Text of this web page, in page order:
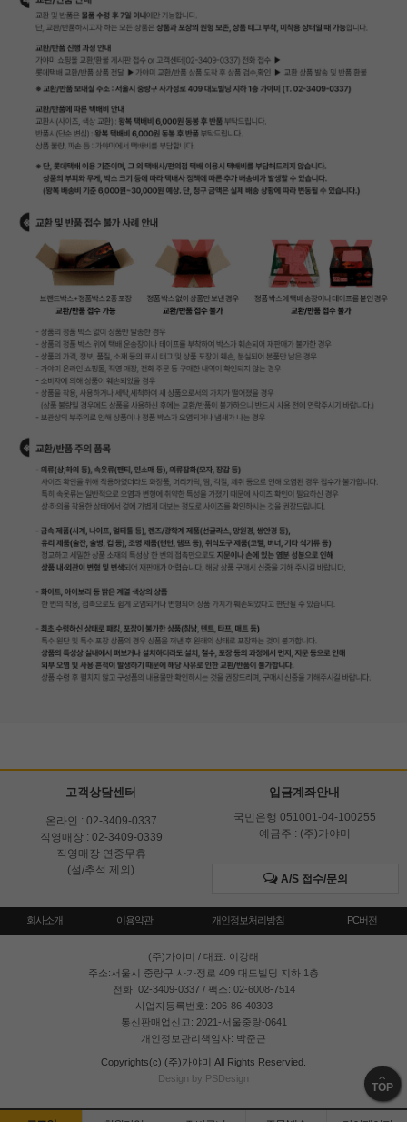
고객상담센터
온라인 : 02-3409-0337
직영매장 : 02-3409-0339
직영매장 연중무휴
(설/추석 제외)
입금계좌안내
국민은행 051001-04-100255
예금주 : (주)가야미
A/S 접수/문의
회사소개 이용약관 개인정보처리방침 PC버전
(주)가야미
/ 대표: 이강래
주소:서울시 중랑구 사가정로 409 대도빌딩 지하 1층
전화: 02-3409-0337 / 팩스: 02-6008-7514
사업자등록번호: 206-86-40303
통신판매업신고: 2021-서울중랑-0641
개인정보관리책임자: 박준근
Copyrights(c) (주)가야미 All Rights Reservied.
Design by PSDesign
TOP